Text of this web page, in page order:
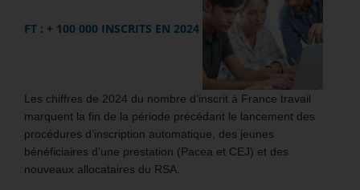
FT : + 100 000 INSCRITS EN 2024
Les chiffres de 2024 du nombre d’inscrit à France travail
marquent la fin de la période précédant le lancement des
procédures d’inscription automatique, des jeunes
bénéficiaires d’une prestation (Pacea et CEJ) et des
nouveaux allocataires du RSA.